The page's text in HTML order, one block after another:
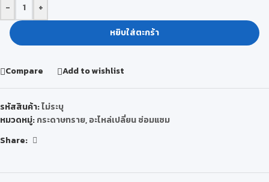
-
+
หยิบใส่ตะกร้า
Compare Add to wishlist
รหัสสินค้า:ไม่ระบุ
หมวดหมู่:กระดาษทราย,อะไหล่เปลี่ยน ซ่อมแซม
Share: